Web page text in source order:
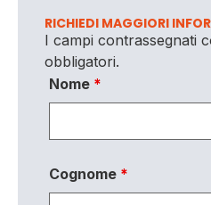
RICHIEDI MAGGIORI
I campi contrassegnati
obbligatori.
Nome *
Cognome *